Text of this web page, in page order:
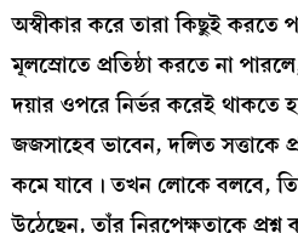
অস্বীকার করে তারা কিছুই করতে
মূলস্রোতে প্রতিষ্ঠা করতে না
দয়ার ওপরে নির্ভর করেই থাকতে
জজসাহেব ভাবেন, দলিত সত্তাকে
কমে যাবে। তখন লোকে বলবে,
উঠেছেন, তাঁর নিরপেক্ষতাকে